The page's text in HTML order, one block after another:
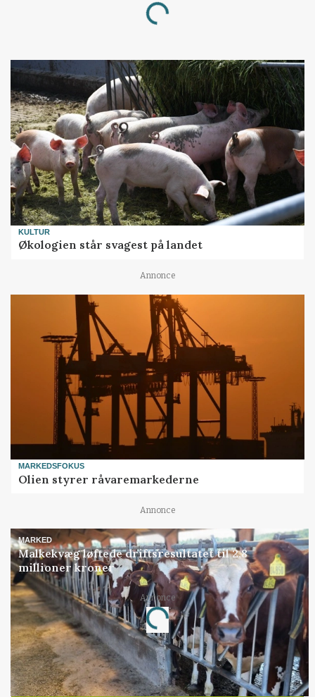
Loading...
KULTUR
Økologien står svagest på landet
Annonce
MARKEDSFOKUS
Olien styrer råvaremarkederne
Annonce
MARKED
Malkekvæg løftede driftsresultatet til 2,8
millioner kroner
Annonce
Loading...
Jobs